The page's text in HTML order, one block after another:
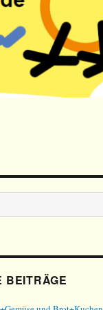
BEITRÄGE